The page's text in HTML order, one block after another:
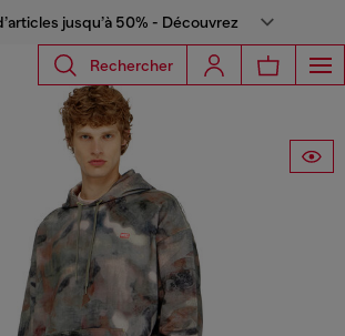
jusqu’à 50% - Découvrez
Rechercher